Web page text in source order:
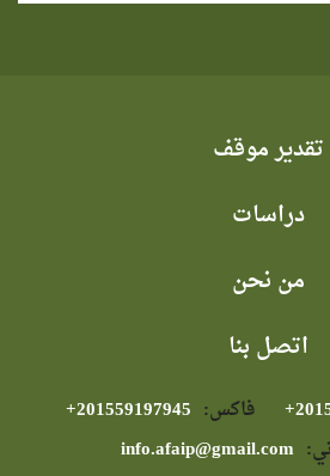
تقدير موقف
دراسات
من نحن
اتصل بنا
فاكس:
info.afaip@gmail.com